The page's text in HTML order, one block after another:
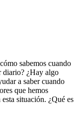
sabemos cuando
diario? ¿Hay algo
a saber cuando
que hemos
situación. ¿Qué es